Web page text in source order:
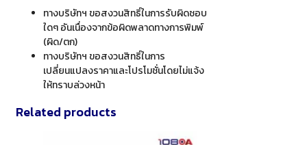
ทางบริษัทฯ ขอสงวนสิทธิ์ในการรับผิดชอบ
ใดๆ อันเนื่องจากข้อผิดพลาดทางการพิมพ์
(ผิด/ตก)
ทางบริษัทฯ ขอสงวนสิทธิ์ในการ
เปลี่ยนแปลงราคาและโปรโมชั่นโดยไม่แจ้ง
ให้ทราบล่วงหน้า
Related products